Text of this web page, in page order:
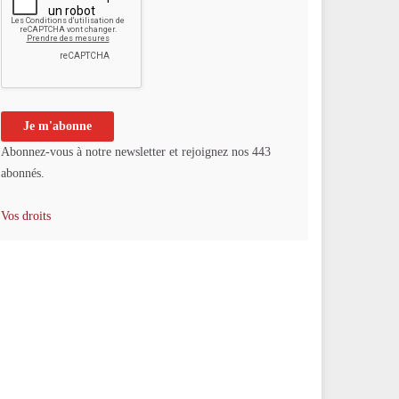
Abonnez-vous à notre newsletter et rejoignez nos 443
abonnés.
Vos droits